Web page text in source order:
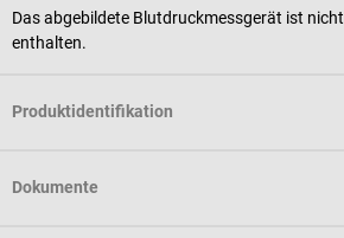
Das abgebildete Blutdruckmessgerät ist
enthalten.
Produktidentifikation
Dokumente